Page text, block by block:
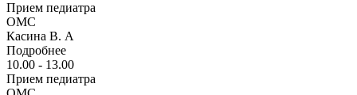
Прием педиатра
ОМС
Касина В. А
Подробнее
10.00 - 13.00
Прием педиатра